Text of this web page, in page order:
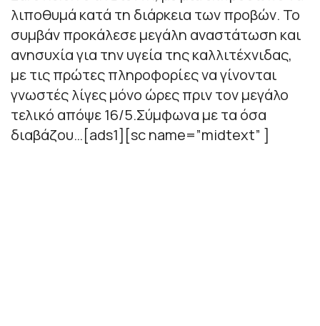
λιποθυμά κατά τη διάρκεια των προβών. Το
συμβάν προκάλεσε μεγάλη αναστάτωση και
ανησυχία για την υγεία της καλλιτέχνιδας,
με τις πρώτες πληροφορίες να γίνονται
γνωστές λίγες μόνο ώρες πριν τον μεγάλο
τελικό απόψε 16/5.Σύμφωνα με τα όσα
διαβάζου…[ads1][sc name=”midtext” ]